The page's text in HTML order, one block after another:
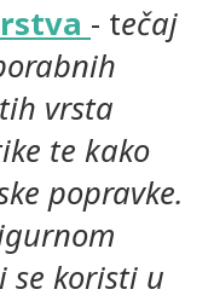
- tečaj
vrsta
te kako
popravke.
se koristi u